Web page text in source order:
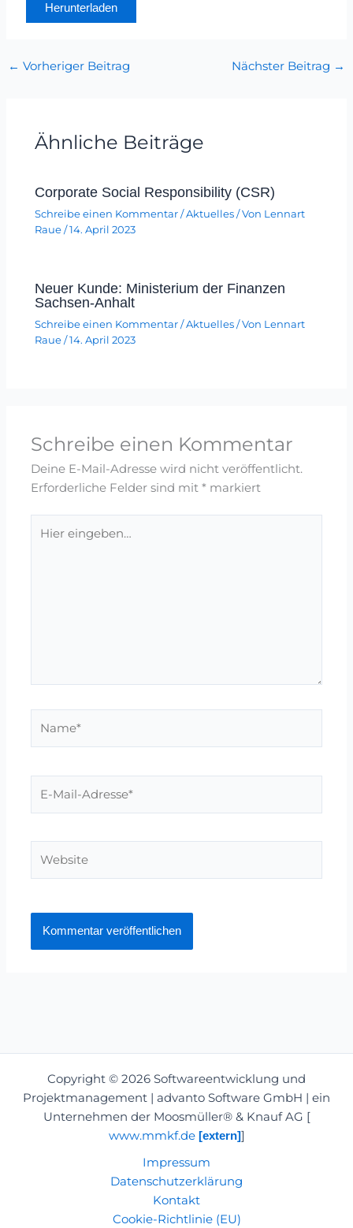
Herunterladen
← Vorheriger Beitrag Nächster Beitrag →
Ähnliche Beiträge
Corporate Social Responsibility (CSR)
Schreibe einen Kommentar /Aktuelles / Von Lennart
Raue/14. April 2023
Neuer Kunde: Ministerium der Finanzen
Sachsen-Anhalt
Schreibe einen Kommentar /Aktuelles / Von Lennart
Raue/14. April 2023
Schreibe einen Kommentar
Deine E-Mail-Adresse wird nicht veröffentlicht.
Erforderliche Felder sind mit* markiert
eingeben…
Mail-
Copyright © 2026 Softwareentwicklung und
Projektmanagement | advanto Software GmbH | ein
Unternehmen der Moosmüller® & Knauf AG [
www.mmkf.de [extern]]
Impressum
Datenschutzerklärung
Kontakt
Cookie-Richtlinie (EU)